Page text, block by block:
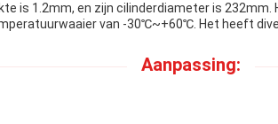
is 1.2mm, en zijn cilinderdiameter is
van -30℃~+60℃. Het heeft
Aanpassing: